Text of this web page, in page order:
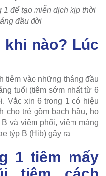
1 để tạo miễn dịch kịp thời
đầu đời
nào? Lúc
tiêm vào những tháng đầu
tuổi (tiêm sớm nhất từ 6
Vắc xin 6 trong 1 có hiệu
cho trẻ gồm bạch hầu, ho
và viêm phổi, viêm màng
týp B (Hib) gây ra.
1 tiêm mấy